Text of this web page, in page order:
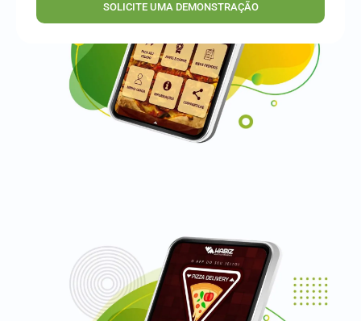
SOLICITE UMA DEMONSTRAÇÃO